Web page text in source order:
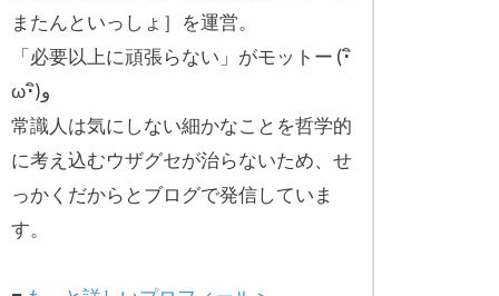
またんといっしょ］を運営。
「必要以上に頑張らない」がモットー (･ิ
ω･ิ)و
常識人は気にしない細かなことを哲学的
に考え込むウザグセが治らないため、せ
っかくだからとブログで発信していま
す。